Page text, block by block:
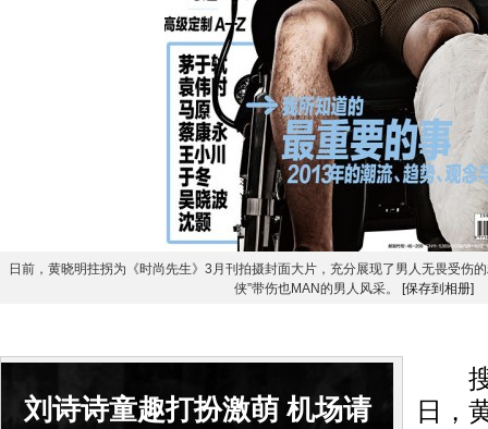
日前，黄晓明拄拐为《时尚先生》3月刊拍摄封面大片，充分展现了男人无畏受伤
侠”带伤也MAN的男人风采。
[保存到相册]
刘诗诗童趣打扮激萌 机场请
搜
日，